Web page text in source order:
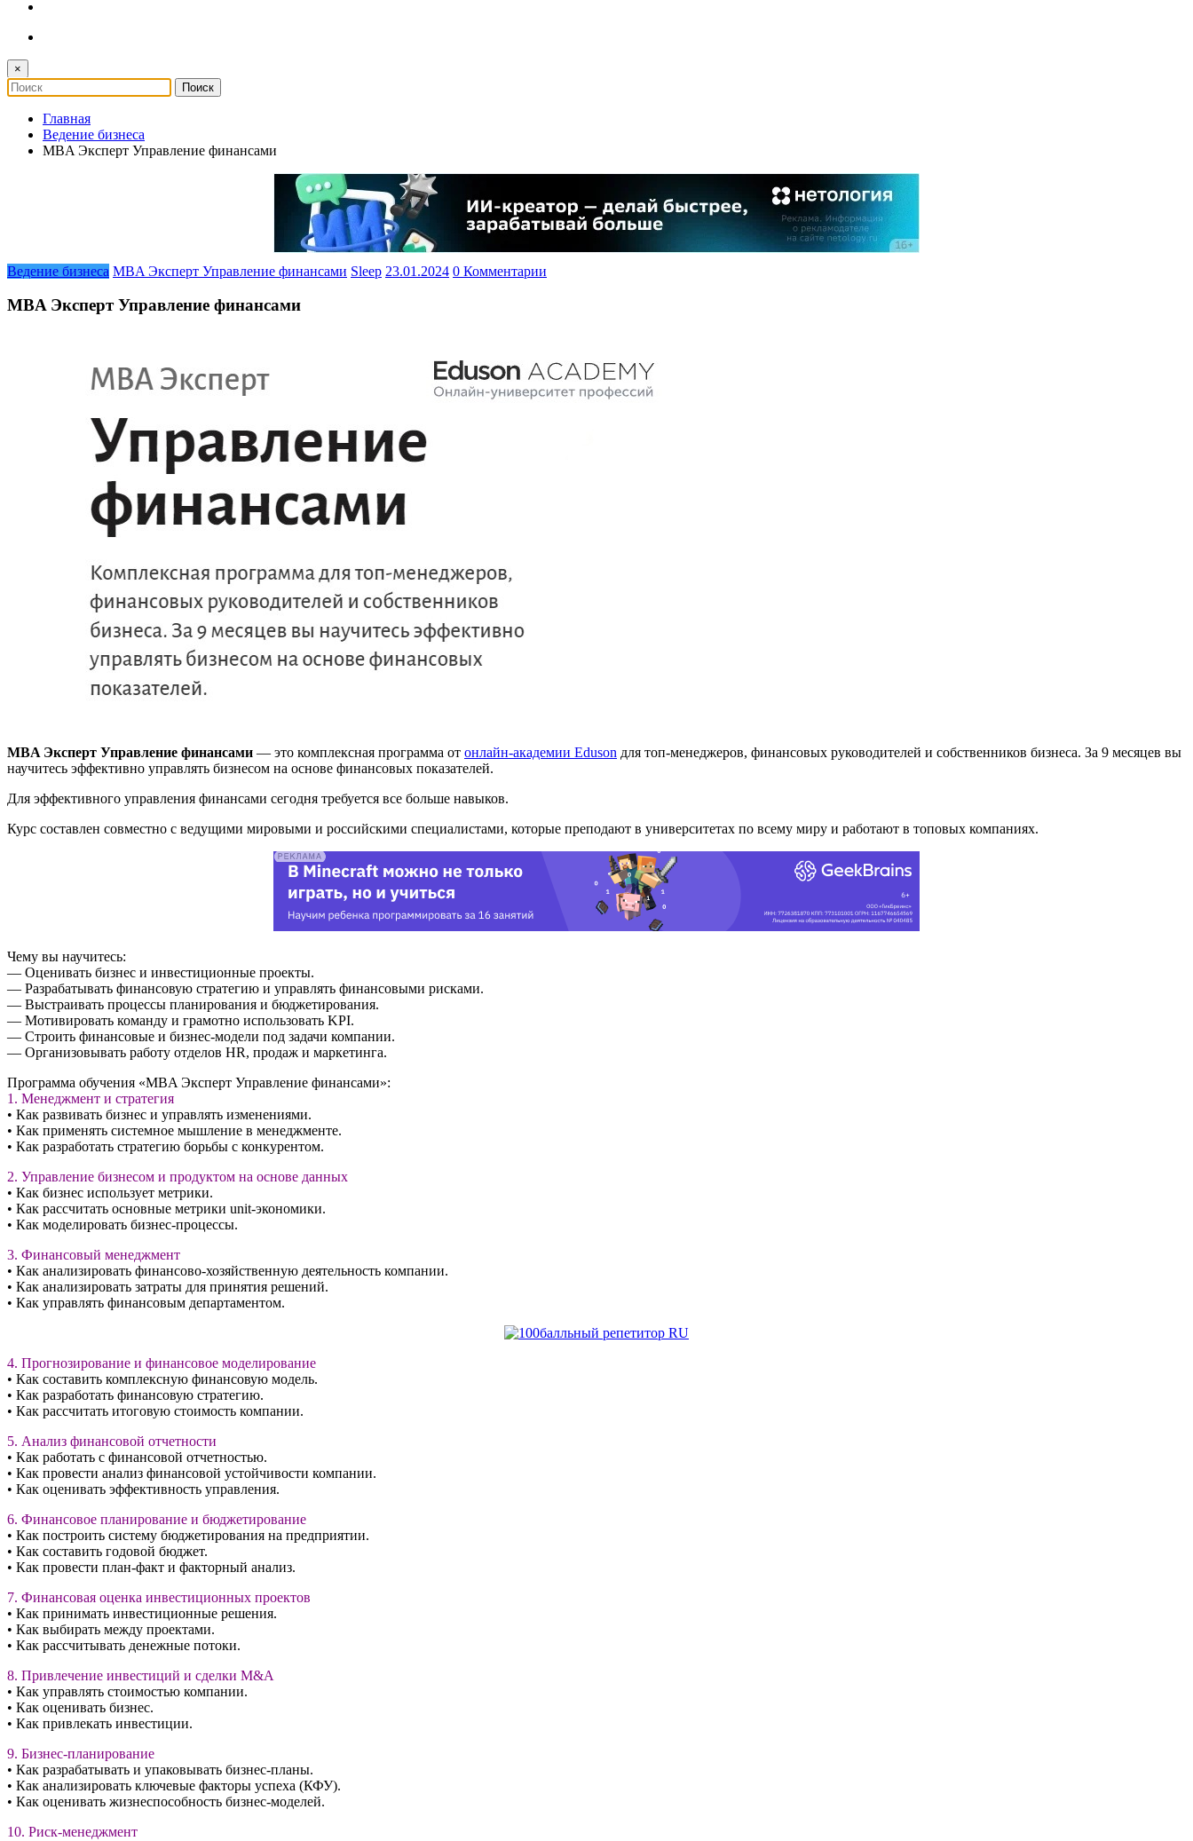
×
Главная
Ведение бизнеса
MBA Эксперт Управление финансами
Ведение бизнеса MBA Эксперт Управление финансами Sleep 23.01.2024 0 Комментарии
MBA Эксперт Управление финансами
MBA Эксперт Управление финансами — это комплексная программа от онлайн-академии Eduson для топ-менеджеров, финансовых руководителей и собственников бизнеса. За 9 месяцев вы
научитесь эффективно управлять бизнесом на основе финансовых показателей.
Для эффективного управления финансами сегодня требуется все больше навыков.
Курс составлен совместно с ведущими мировыми и российскими специалистами, которые преподают в университетах по всему миру и работают в топовых компаниях.
Чему вы научитесь:
— Оценивать бизнес и инвестиционные проекты.
— Разрабатывать финансовую стратегию и управлять финансовыми рисками.
— Выстраивать процессы планирования и бюджетирования.
— Мотивировать команду и грамотно использовать KPI.
— Строить финансовые и бизнес-модели под задачи компании.
— Организовывать работу отделов HR, продаж и маркетинга.
Программа обучения «MBA Эксперт Управление финансами»:
1. Менеджмент и стратегия
• Как развивать бизнес и управлять изменениями.
• Как применять системное мышление в менеджменте.
• Как разработать стратегию борьбы с конкурентом.
2. Управление бизнесом и продуктом на основе данных
• Как бизнес использует метрики.
• Как рассчитать основные метрики unit-экономики.
• Как моделировать бизнес-процессы.
3. Финансовый менеджмент
• Как анализировать финансово-хозяйственную деятельность компании.
• Как анализировать затраты для принятия решений.
• Как управлять финансовым департаментом.
4. Прогнозирование и финансовое моделирование
• Как составить комплексную финансовую модель.
• Как разработать финансовую стратегию.
• Как рассчитать итоговую стоимость компании.
5. Анализ финансовой отчетности
• Как работать с финансовой отчетностью.
• Как провести анализ финансовой устойчивости компании.
• Как оценивать эффективность управления.
6. Финансовое планирование и бюджетирование
• Как построить систему бюджетирования на предприятии.
• Как составить годовой бюджет.
• Как провести план-факт и факторный анализ.
7. Финансовая оценка инвестиционных проектов
• Как принимать инвестиционные решения.
• Как выбирать между проектами.
• Как рассчитывать денежные потоки.
8. Привлечение инвестиций и сделки M&A
• Как управлять стоимостью компании.
• Как оценивать бизнес.
• Как привлекать инвестиции.
9. Бизнес-планирование
• Как разрабатывать и упаковывать бизнес-планы.
• Как анализировать ключевые факторы успеха (КФУ).
• Как оценивать жизнеспособность бизнес-моделей.
10. Риск-менеджмент